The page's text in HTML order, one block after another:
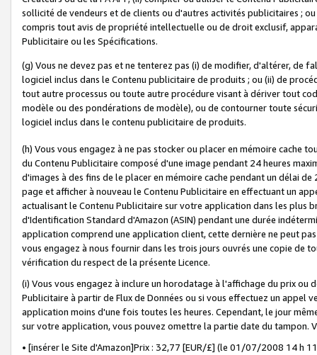
sollicité de vendeurs et de clients ou d'autres activités publicitaires ;
compris tout avis de propriété intellectuelle ou de droit exclusif,
Publicitaire ou les Spécifications.
(g) Vous ne devez pas et ne tenterez pas (i) de modifier, d'altérer, de
logiciel inclus dans le Contenu publicitaire de produits ; ou (ii) de
tout autre processus ou toute autre procédure visant à dériver tout
modèle ou des pondérations de modèle), ou de contourner toute
logiciel inclus dans le contenu publicitaire de produits.
(h) Vous vous engagez à ne pas stocker ou placer en mémoire cache
du Contenu Publicitaire composé d'une image pendant 24 heures
d'images à des fins de le placer en mémoire cache pendant un délai
page et afficher à nouveau le Contenu Publicitaire en effectuant un
actualisant le Contenu Publicitaire sur votre application dans les plus
d'Identification Standard d'Amazon (ASIN) pendant une durée
application comprend une application client, cette dernière ne peut
vous engagez à nous fournir dans les trois jours ouvrés une copie de
vérification du respect de la présente Licence.
(i) Vous vous engagez à inclure un horodatage à l'affichage du prix
Publicitaire à partir de Flux de Données ou si vous effectuez un appel
application moins d'une fois toutes les heures. Cependant, le jour
sur votre application, vous pouvez omettre la partie date du tampon.
• [insérer le Site d'Amazon]Prix : 32,77 [EUR/£] (le 01/07/2008 14 h